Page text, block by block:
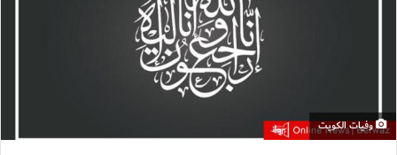
وفيات الكويت